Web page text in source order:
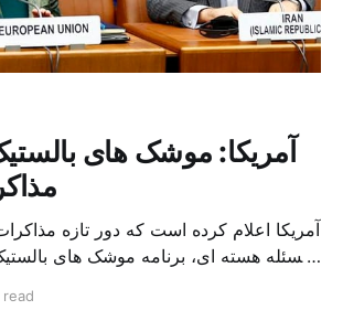
آمریکا: موشک های
آمریکا اعلام کرده است که دور تازه مذاکرات
مسئله هسته ای، برنامه موشک های
شده است که مقامات ایرانی بارها تاکید
read